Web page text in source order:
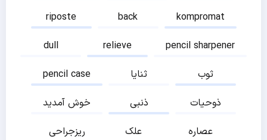
riposte
back
kompromat
dull
relieve
pencil sharpener
pencil case
ثنایا
ثوب
خوش آمدید
ذنبی
ذوحیات
ریزجراحی
علک
عصاره